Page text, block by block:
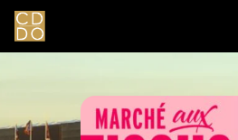
Recevez toute l’actualité
notre